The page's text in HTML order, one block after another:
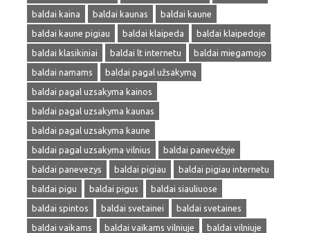
baldai kaina
baldai kaunas
baldai kaune
baldai kaune pigiau
baldai klaipeda
baldai klaipedoje
baldai klasikiniai
baldai lt internetu
baldai miegamojo
baldai namams
baldai pagal užsakymą
baldai pagal uzsakyma kainos
baldai pagal uzsakyma kaunas
baldai pagal uzsakyma kaune
baldai pagal uzsakyma vilnius
baldai panevėžyje
baldai panevezys
baldai pigiau
baldai pigiau internetu
baldai pigu
baldai pigus
baldai siauliuose
baldai spintos
baldai svetainei
baldai svetaines
baldai vaikams
baldai vaikams vilniuje
baldai vilniuje